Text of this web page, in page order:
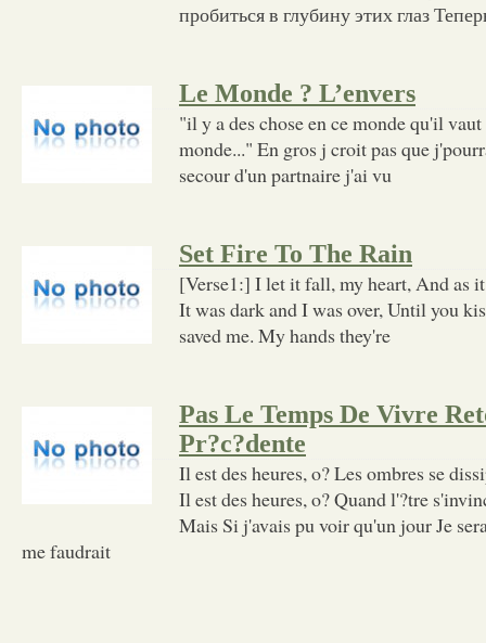
пробиться в глубину этих глаз
Le Monde ? L’envers
"il y a des chose en ce monde qu'il
monde..." En gros j croit pas que
secour d'un partnaire j'ai vu
Set Fire To The Rain
[Verse1:] I let it fall, my heart, And as
It was dark and I was over, Until you
saved me. My hands they're
Pas Le Temps De Vivre
Pr?c?dente
Il est des heures, o? Les ombres se
Il est des heures, o? Quand l'?tre
Mais Si j'avais pu voir qu'un jour Je
me faudrait